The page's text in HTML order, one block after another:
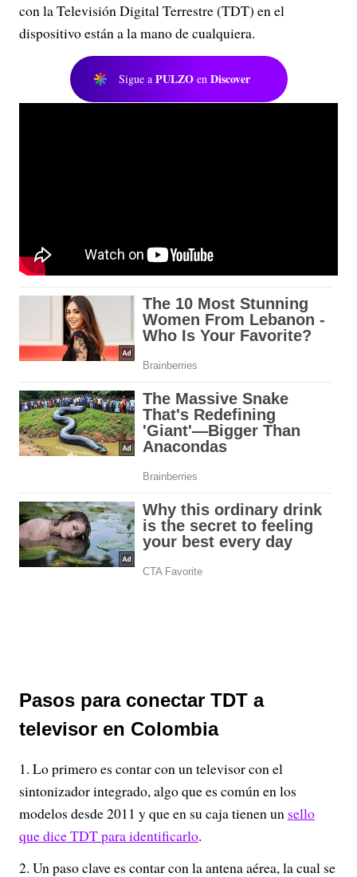
con la Televisión Digital Terrestre (TDT) en el
dispositivo están a la mano de cualquiera.
Sigue a PULZO en Discover
Pasos para conectar TDT a
televisor en Colombia
Lo primero es contar con un televisor con el
sintonizador integrado, algo que es común en los
modelos desde 2011 y que en su caja tienen un sello
que dice TDT para identificarlo.
Un paso clave es contar con la antena aérea, la cual se